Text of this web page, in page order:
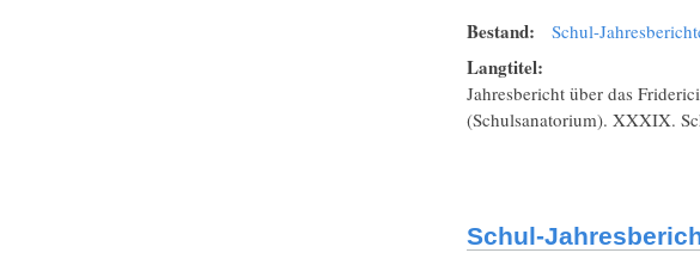
Bestand: Schul-
Langtitel:
Jahresbericht über das
(Schulsanatorium). XXXIX.
Schul-